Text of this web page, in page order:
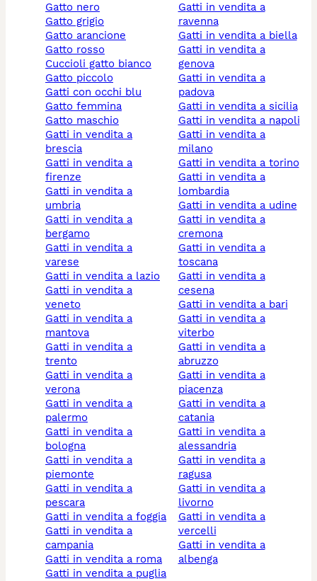
gatto nero
gatto grigio
gatto arancione
gatto rosso
cuccioli gatto bianco
gatto piccolo
gatti con occhi blu
gatto femmina
gatto maschio
gatti in vendita a
brescia
gatti in vendita a
firenze
gatti in vendita a
umbria
gatti in vendita a
bergamo
gatti in vendita a
varese
gatti in vendita a lazio
gatti in vendita a
veneto
gatti in vendita a
mantova
gatti in vendita a
trento
gatti in vendita a
verona
gatti in vendita a
palermo
gatti in vendita a
bologna
gatti in vendita a
piemonte
gatti in vendita a
pescara
gatti in vendita a foggia
gatti in vendita a
campania
gatti in vendita a roma
gatti in vendita a puglia
gatti in vendita a
ravenna
gatti in vendita a biella
gatti in vendita a
genova
gatti in vendita a
padova
gatti in vendita a sicilia
gatti in vendita a napoli
gatti in vendita a
milano
gatti in vendita a torino
gatti in vendita a
lombardia
gatti in vendita a udine
gatti in vendita a
cremona
gatti in vendita a
toscana
gatti in vendita a
cesena
gatti in vendita a bari
gatti in vendita a
viterbo
gatti in vendita a
abruzzo
gatti in vendita a
piacenza
gatti in vendita a
catania
gatti in vendita a
alessandria
gatti in vendita a
ragusa
gatti in vendita a
livorno
gatti in vendita a
vercelli
gatti in vendita a
albenga